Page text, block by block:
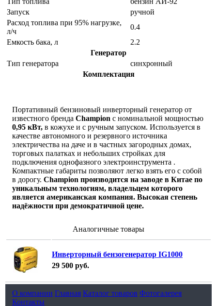
Запуск
ручной
Расход топлива при 95% нагрузке,
л/ч
0.4
Емкость бака, л
2.2
Генератор
Тип генератора
синхронный
Комплектация
Портативный бензиновый инверторный генератор от
известного бренда Champion с номинальной мощностью
0,95 кВт, в кожухе и с ручным запуском. Используется в
качестве автономного и резервного источника
электричества на даче и в частных загородных домах,
торговых палатках и небольших стройках для
подключения однофазного электроинструмента .
Компактные габариты позволяют легко взять его с собой
в дорогу. Champion производится на заводе в Китае по
уникальным технологиям, владельцем которого
является американская компания. Высокая степень
надёжности при демократичной цене.
Аналогичные товары
Инверторный бензогенератор IG1000
29 500 руб.
О компании Главная Каталог товаров Фотогалерея
Контакты